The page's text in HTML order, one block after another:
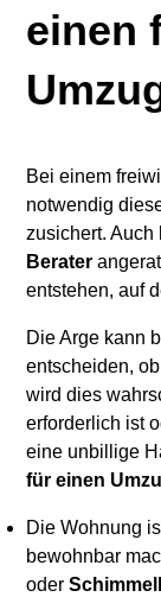
einen
Bei einem
notwendig
zusichert.
Berater
entstehen, auf
Die Arge kann
entscheiden,
wird dies
erforderlich ist
eine unbillige
für einen
Die Wohnung
bewohnbar
oder